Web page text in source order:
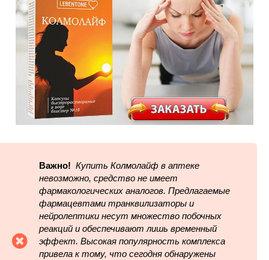
Важно! Купить Колмолайф в аптеке
невозможно, средство не имеет
фармакологических аналогов. Предлагаемые
фармацевтами транквилизаторы и
нейролептики несут множество побочных
реакций и обеспечивают лишь временный
эффект. Высокая популярность комплекса
привела к тому, что сегодня обнаружены